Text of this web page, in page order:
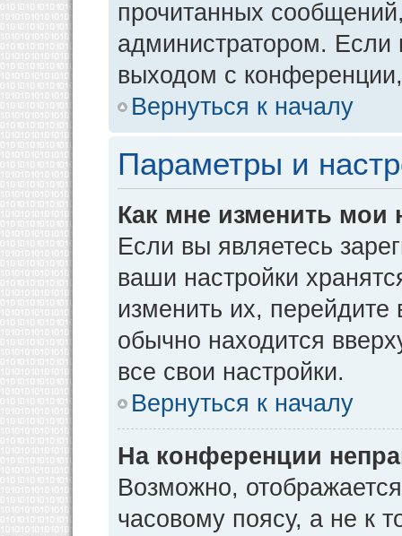
прочитанных
администратором. Если
выходом с
Вернуться к началу
Параметры и
Как мне изменить мои
Если вы являетесь
ваши настройки
изменить их, перейдите
обычно находится
все свои настройки.
Вернуться к началу
На конференции
Возможно,
часовому поясу, а не к